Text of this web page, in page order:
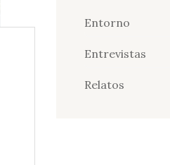
Entorno
Entrevistas
Relatos